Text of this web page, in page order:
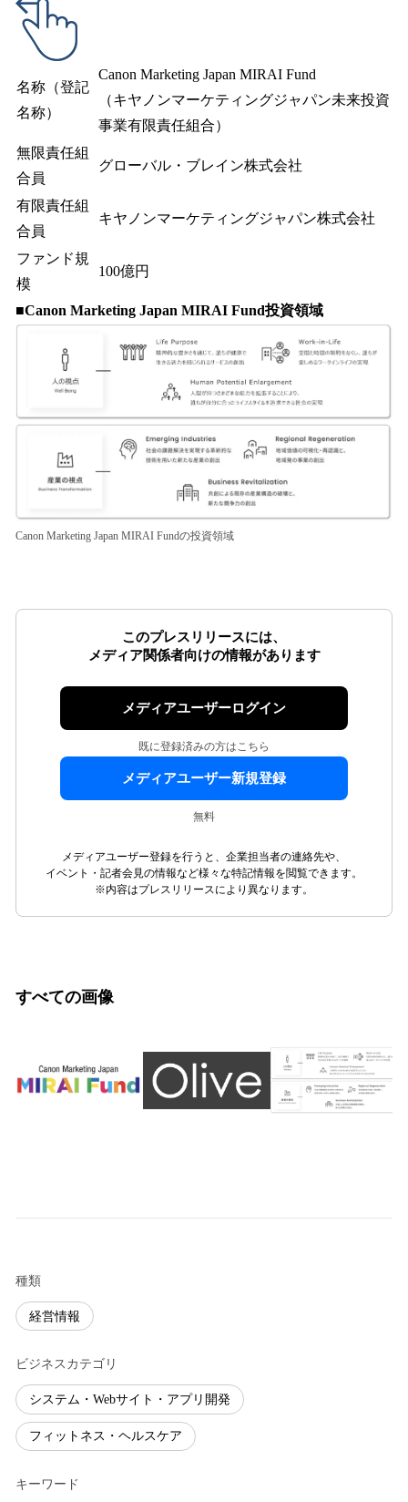
名称（登記
名称）
Canon Marketing Japan MIRAI Fund
（キヤノンマーケティングジャパン未来投資
事業有限責任組合）
無限責任組
合員
グローバル・ブレイン株式会社
有限責任組
合員
キヤノンマーケティングジャパン株式会社
ファンド規
模
100億円
■Canon Marketing Japan MIRAI Fund投資領域
Canon Marketing Japan MIRAI Fundの投資領域
このプレスリリースには、
メディア関係者向けの情報があります
メディアユーザーログイン
既に登録済みの方はこちら
メディアユーザー新規登録
無料
メディアユーザー登録を行うと、企業担当者の連絡先や、
イベント・記者会見の情報など様々な特記情報を閲覧できます。
※内容はプレスリリースにより異なります。
すべての画像
種類
経営情報
ビジネスカテゴリ
システム・Webサイト・アプリ開発
フィットネス・ヘルスケア
キーワード